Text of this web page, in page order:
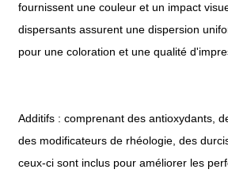
fournissent une couleur et un impact
dispersants assurent une dispersion
pour une coloration et une qualité
Additifs : comprenant des antioxydants,
des modificateurs de rhéologie, des
ceux-ci sont inclus pour améliorer les